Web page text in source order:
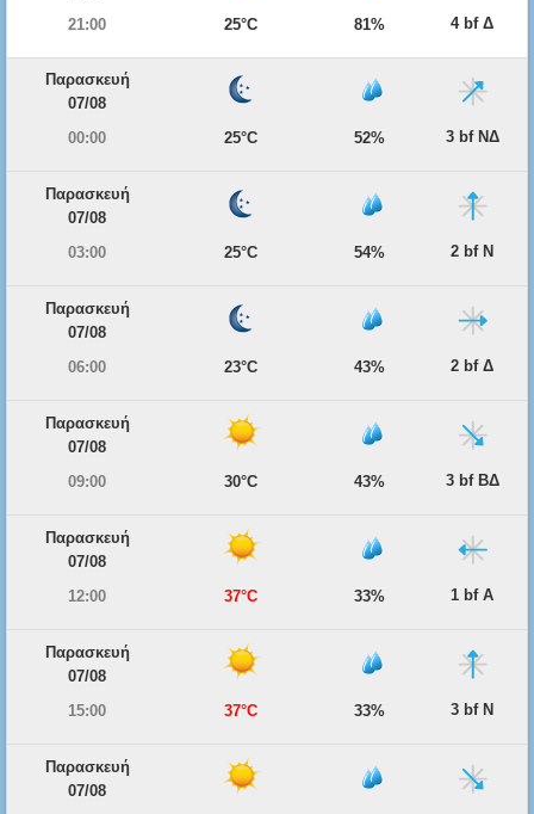
21:00
25°C 81% 4 bf Δ
Παρασκευή
07/08
00:00
25°C 52% 3 bf ΝΔ
Παρασκευή
07/08
03:00
25°C 54% 2 bf Ν
Παρασκευή
07/08
06:00
23°C 43% 2 bf Δ
Παρασκευή
07/08
09:00
30°C 43% 3 bf ΒΔ
Παρασκευή
07/08
12:00
37°C 33% 1 bf Α
Παρασκευή
07/08
15:00
37°C 33% 3 bf Ν
Παρασκευή
07/08